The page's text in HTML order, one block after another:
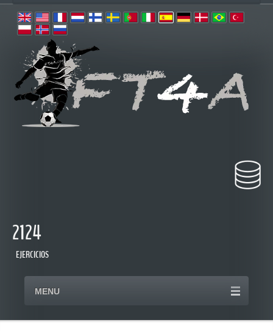
2124
EJERCICIOS
MENU